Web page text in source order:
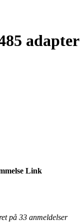
adapter
Link
på 33 anmeldelser